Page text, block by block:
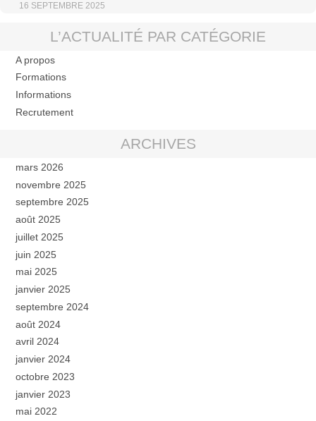
16 SEPTEMBRE 2025
L’ACTUALITÉ PAR CATÉGORIE
A propos
Formations
Informations
Recrutement
ARCHIVES
mars 2026
novembre 2025
septembre 2025
août 2025
juillet 2025
juin 2025
mai 2025
janvier 2025
septembre 2024
août 2024
avril 2024
janvier 2024
octobre 2023
janvier 2023
mai 2022